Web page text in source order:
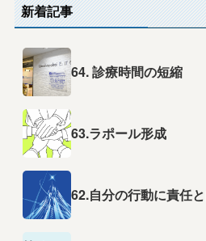
新着記事
64. 診療時間の短縮
63.ラポール形成
62.自分の行動に責任